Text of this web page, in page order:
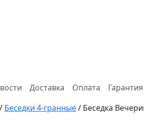
Доставка Оплата Гарантия
/ Беседки 4-гранные/ Беседка